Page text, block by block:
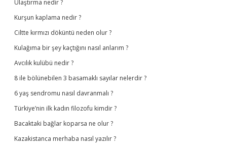
Ulaştırma nedir ?
Kurşun kaplama nedir ?
Ciltte kırmızı döküntü neden olur ?
Kulağıma bir şey kaçtığını nasıl anlarım ?
Avcılık kulübü nedir ?
8 ile bölünebilen 3 basamaklı sayılar nelerdir ?
6 yaş sendromu nasıl davranmalı ?
Türkiye’nin ilk kadın filozofu kimdir ?
Bacaktaki bağlar koparsa ne olur ?
Kazakistanca merhaba nasıl yazılır ?